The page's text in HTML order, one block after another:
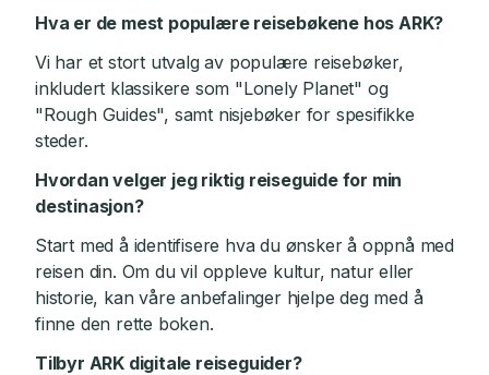
Hva er de mest populære reisebøkene hos ARK?
Vi har et stort utvalg av populære reisebøker,
inkludert klassikere som "Lonely Planet" og
"Rough Guides", samt nisjebøker for spesifikke
steder.
Hvordan velger jeg riktig reiseguide for min
destinasjon?
Start med å identifisere hva du ønsker å oppnå med
reisen din. Om du vil oppleve kultur, natur eller
historie, kan våre anbefalinger hjelpe deg med å
finne den rette boken.
Tilbyr ARK digitale reiseguider?